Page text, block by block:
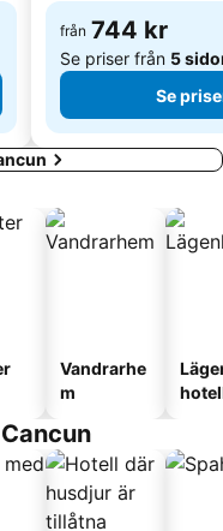
från 744 kr
Se priser från 5
Se
Vandrarhe
m